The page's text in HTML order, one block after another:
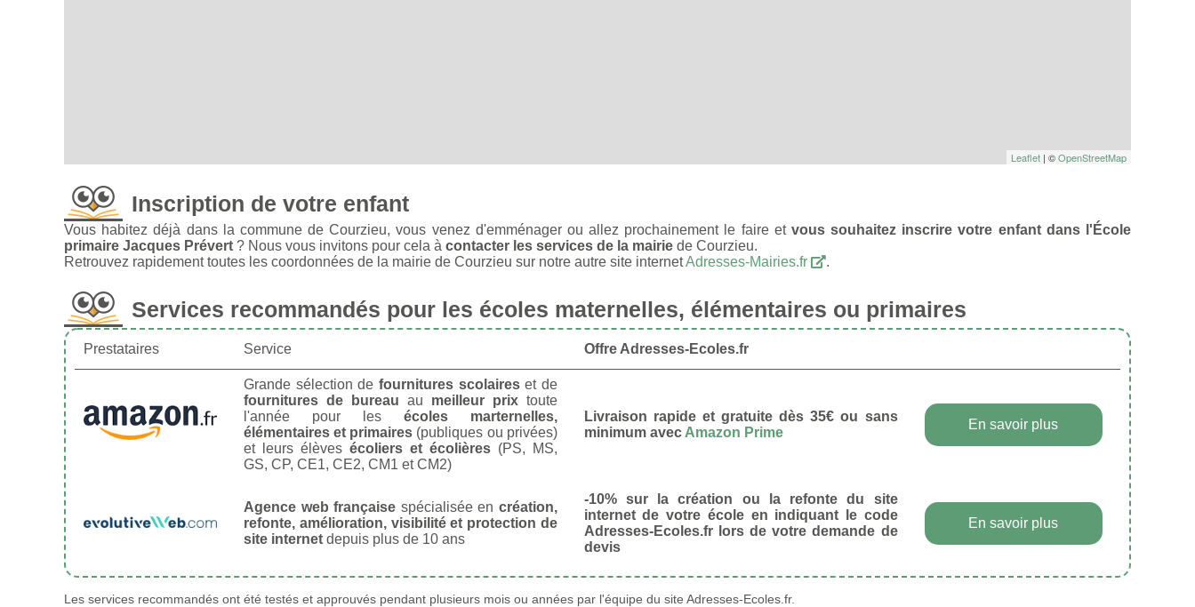
Leaflet | ©OpenStreetMap
Inscription de votre enfant
Vous habitez déjà dans la commune de Courzieu, vous venez d'emménager ou allez prochainement le faire et vous souhaitez inscrire votre enfant dans l'École
primaire Jacques Prévert ? Nous vous invitons pour cela à contacter les services de la mairie de Courzieu.
Retrouvez rapidement toutes les coordonnées de la mairie de Courzieu sur notre autre site internetAdresses-Mairies.fr .
Services recommandés pour les écoles maternelles, élémentaires ou primaires
Prestataires Service Offre Adresses-Ecoles.fr
Grande sélection de fournitures scolaireset de
fournitures de bureau au meilleur prixtoute
l'année pour les écoles marternelles,
élémentaires et primaires (publiques ou privées)
et leurs élèves écoliers et écolières(PS, MS,
GS, CP, CE1, CE2, CM1 et CM2)
Livraison rapide et gratuite dès 35€ ou sans
minimum avec Amazon Prime
En savoir plus
Agence web française spécialisée en création,
refonte, amélioration, visibilité et protection de
site internet depuis plus de 10 ans
-10% sur la création ou la refonte du site
internet de votre école en indiquant le code
Adresses-Ecoles.fr lors de votre demande de
devis
En savoir plus
Les services recommandés ont été testés et approuvés pendant plusieurs mois ou années par l'équipe du site Adresses-Ecoles.fr.